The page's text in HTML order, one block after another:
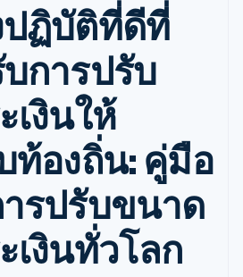
รายรับตาม
แบบแผนล่วง
หน้า
Metronome
การเรียกเก็บ
ใช้งาน
การชำระเงิน
ตามรอบบิล
การจัดการ
การชำระเงิน
ตามรอบบิล
Invoicing
ครั้งเดียวหรือ
ตามแบบแผน
คิดภาษีการ
ขายและ VAT
Global
เบิกจ่าย
ให้กับ
บุคคลที่
สาม
รณีใช้งาน
แบบใช้เอเจนต์
เมิร์ซ
รทางการเงินที่ผสาน
นตัว
ำงานอัตโนมัติด้าน
ทั่วโลก
ระเงินในแอป
ก็ตเพลส
การเงิน
ฟอร์ม
รีและ SDK
Apps
รชำระเงินออนไลน์
ช้งานการชำระเงิน
จรูป
แพลตฟอร์มหรือ
ก็ตเพลส
การชำระเงินตาม
ารเรียกเก็บเงินตาม
งาน
บสนุน
รสนับสนุน
กจการสนับสนุนที่ได้
รจัดการ
รเฉพาะทาง
ฏิบัติที่ดีที่
การปรับ
เงินให้
ท้องถิ่น: คู่มือ
รปรับขนาด
เงินทั่วโลก